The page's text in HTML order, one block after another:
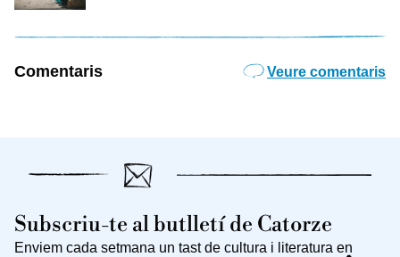
Comentaris Veure comentaris
Subscriu-te al butlletí de Catorze
Enviem cada setmana un tast de cultura i literatura en